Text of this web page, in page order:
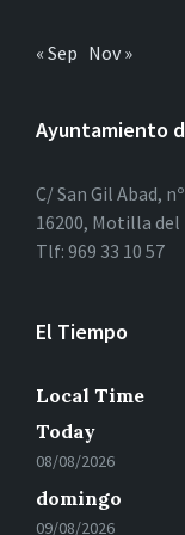
« Sep Nov »
Ayuntamiento
C/ San Gil Abad,
16200, Motilla del
Tlf: 969 33 10 57
El Tiempo
Local Time
Today
08/08/2026
domingo
09/08/2026